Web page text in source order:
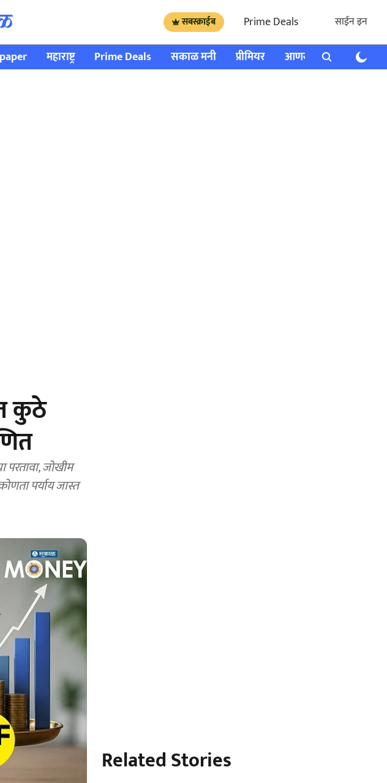
सबस्क्राईब Prime Deals साईन इन
महाराष्ट्र Prime Deals सकाळ मनी प्रीमियर आणखी राशी भविष्य
कुठे
पर्याय जास्त
Related Stories